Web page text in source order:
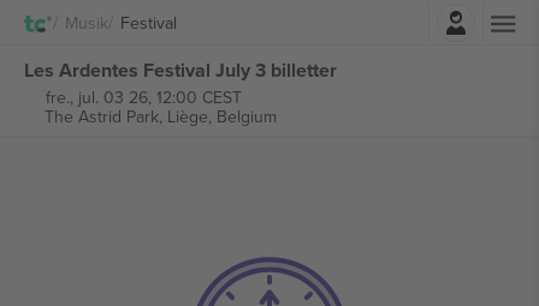
Musik Festival
Les Ardentes Festival July 3 billetter
fre., jul. 03 26, 12:00 CEST
The Astrid Park, Liège, Belgium